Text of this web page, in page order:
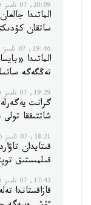
20:09, 07 تامىز 2026
الماتىدا
ساتقان
19:46, 07 تامىز 2026
تەڭگەگە
19:29, 07 تامىز 2026
گرانت
شاتتىققا تولى
18:21, 07 تامىز 2026
قىتايدان
قىلمىستىق
17:43, 07 تامىز 2026
قازاقستاندا